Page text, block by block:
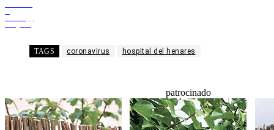
TAGS coronavirus hospital del henares
patrocinado